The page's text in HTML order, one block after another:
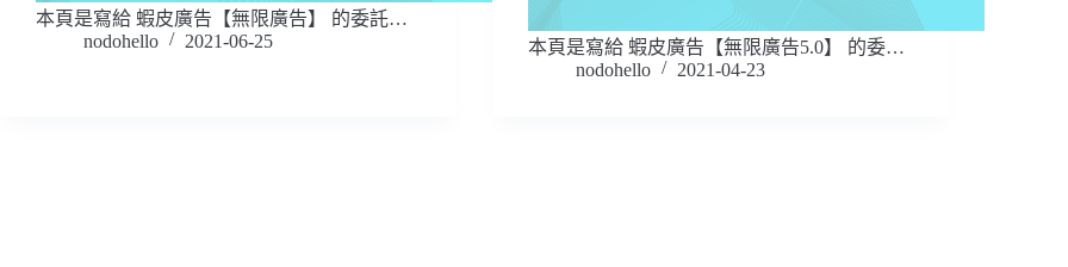
本頁是寫給 蝦皮廣告【無限廣告】 的委託…
nodohello
2021-06-25
本頁是寫給 蝦皮廣告【無限廣告5.0】 的委…
nodohello
2021-04-23